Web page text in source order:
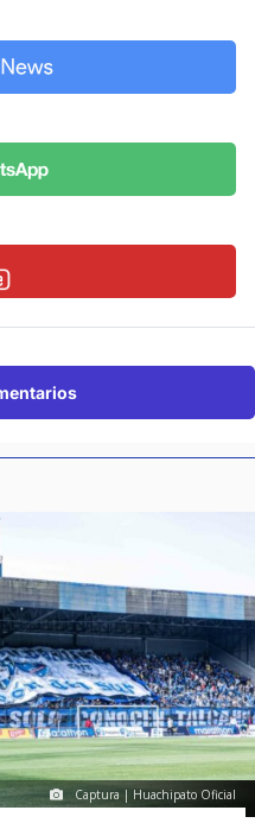
Captura | Huachipato Oficial